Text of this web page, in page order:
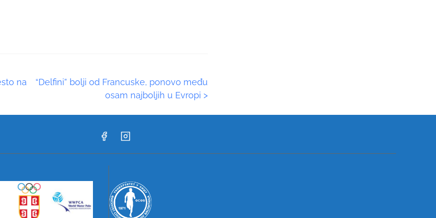
na
“Delfini” bolji od Francuske, ponovo među
osam najboljih u Evropi >